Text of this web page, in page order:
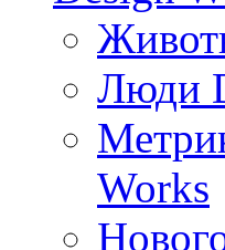
Люди
Works